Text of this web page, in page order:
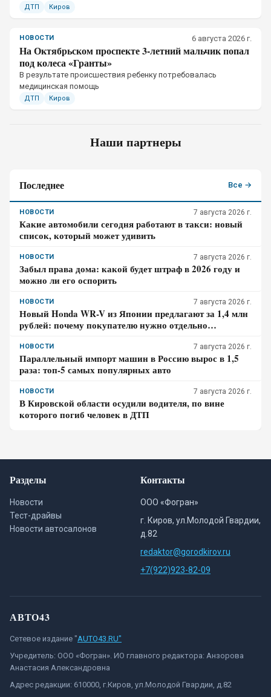
ДТП Киров
НОВОСТИ 6 августа 2026 г.
На Октябрьском проспекте 3-летний мальчик попал
под колеса «Гранты»
В результате происшествия ребенку потребовалась
медицинская помощь
ДТП Киров
Наши партнеры
Последнее Все →
НОВОСТИ 7 августа 2026 г.
Какие автомобили сегодня работают в такси: новый
список, который может удивить
НОВОСТИ 7 августа 2026 г.
Забыл права дома: какой будет штраф в 2026 году и
можно ли его оспорить
НОВОСТИ 7 августа 2026 г.
Новый Honda WR-V из Японии предлагают за 1,4 млн
рублей: почему покупателю нужно отдельно
НОВОСТИ 7 августа 2026 г.
Параллельный импорт машин в Россию вырос в 1,5
раза: топ-5 самых популярных авто
НОВОСТИ 7 августа 2026 г.
В Кировской области осудили водителя, по вине
которого погиб человек в ДТП
Разделы
Новости
Тест-драйвы
Новости автосалонов
Контакты
ООО «Фогран»
г. Киров, ул.Молодой Гвардии,
д.82
redaktor@gorodkirov.ru
+7(922)923-82-09
АВТО43
Сетевое издание "AUTO43.RU"
Учредитель: ООО «Фогран». ИО главного редактора: Анзорова
Анастасия Александровна
Адрес редакции: 610000, г.Киров, ул.Молодой Гвардии, д.82